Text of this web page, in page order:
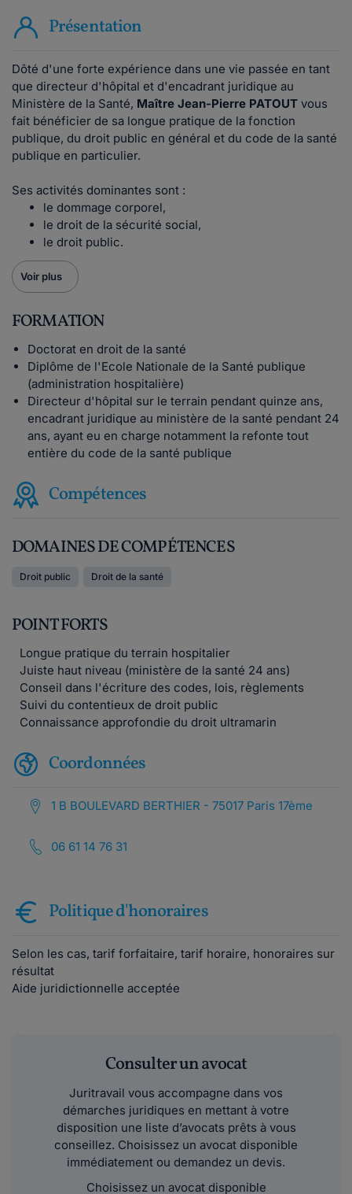
Présentation
Dôté d'une forte expérience dans une vie passée en tant
que directeur d'hôpital et d'encadrant juridique au
Ministère de la Santé, Maître Jean-Pierre PATOUT vous
fait bénéficier de sa longue pratique de la fonction
publique, du droit public en général et du code de la santé
publique en particulier.
Ses activités dominantes sont :
le dommage corporel,
le droit de la sécurité social,
le droit public.
Voir plus
FORMATION
Doctorat en droit de la santé
Diplôme de l'Ecole Nationale de la Santé publique
(administration hospitalière)
Directeur d'hôpital sur le terrain pendant quinze ans,
encadrant juridique au ministère de la santé pendant 24
ans, ayant eu en charge notamment la refonte tout
entière du code de la santé publique
Compétences
DOMAINES DE COMPÉTENCES
Droit public Droit de la santé
POINT FORTS
Longue pratique du terrain hospitalier
Juiste haut niveau (ministère de la santé 24 ans)
Conseil dans l'écriture des codes, lois, règlements
Suivi du contentieux de droit public
Connaissance approfondie du droit ultramarin
Coordonnées
1 B BOULEVARD BERTHIER - 75017 Paris 17ème
06 61 14 76 31
Politique d'honoraires
Selon les cas, tarif forfaitaire, tarif horaire, honoraires sur
résultat
Aide juridictionnelle acceptée
Consulter un avocat
Juritravail vous accompagne dans vos
démarches juridiques en mettant à votre
disposition une liste d’avocats prêts à vous
conseillez. Choisissez un avocat disponible
immédiatement ou demandez un devis.
Choisissez un avocat disponible